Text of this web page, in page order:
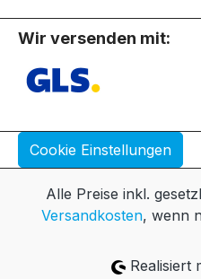
Wir versenden mit:
Cookie Einstellungen
Alle Preise inkl.
Versandkosten, wenn
Realisiert